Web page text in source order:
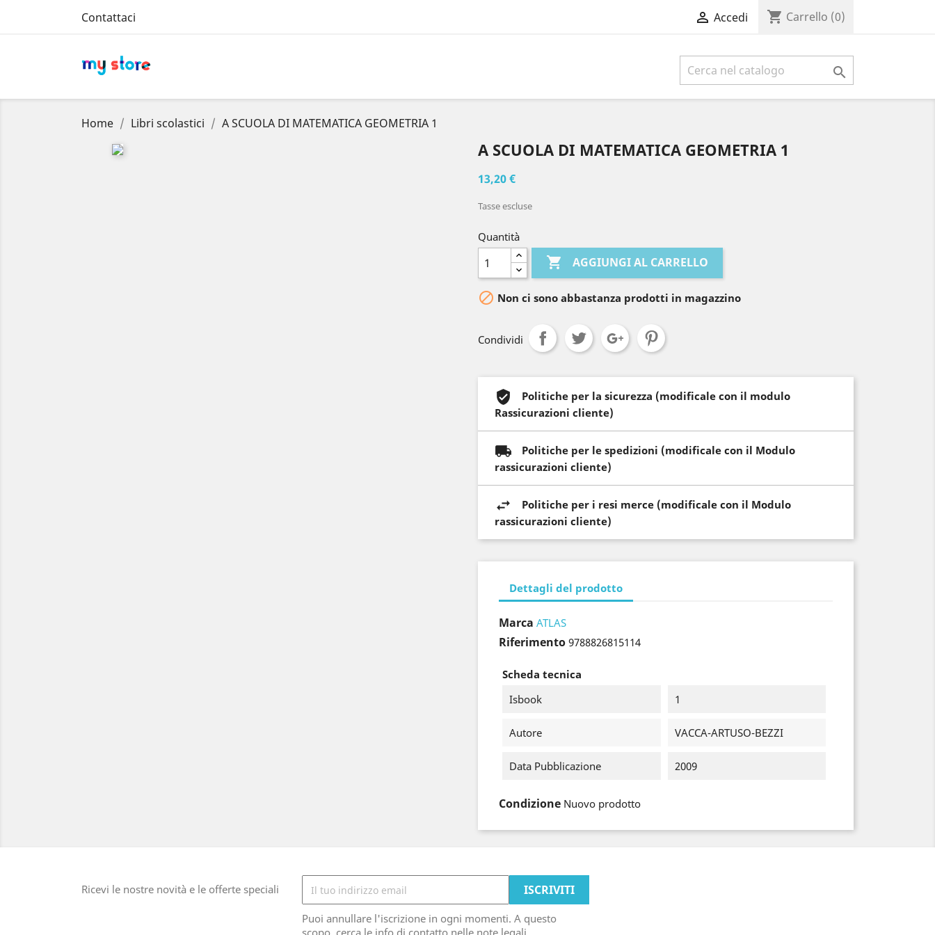
Contattaci  Accedi shopping_cart Carrello (0)

Home Libri scolastici A SCUOLA DI MATEMATICA GEOMETRIA 1
A SCUOLA DI MATEMATICA GEOMETRIA 1
13,20 €
Tasse escluse
Quantità
 AGGIUNGI AL CARRELLO
 Non ci sono abbastanza prodotti in magazzino
Condividi
Politiche per la sicurezza (modificale con il modulo
Rassicurazioni cliente)
Politiche per le spedizioni (modificale con il Modulo
rassicurazioni cliente)
Politiche per i resi merce (modificale con il Modulo
rassicurazioni cliente)
Dettagli del prodotto
Marca ATLAS
Riferimento 9788826815114
Scheda tecnica
Isbook
1
Autore VACCA-ARTUSO-BEZZI
Data Pubblicazione 2009
Condizione Nuovo prodotto
Ricevi le nostre novità e le offerte speciali
Puoi annullare l'iscrizione in ogni momenti. A questo
scopo, cerca le info di contatto nelle note legali.